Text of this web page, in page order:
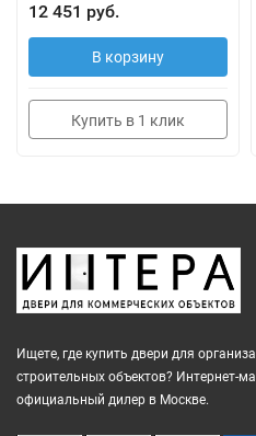
12 451 руб.
В корзину
Купить в 1 клик
Ищете, где купить двери для
строительных объектов? Интернет-
официальный дилер в Москве.